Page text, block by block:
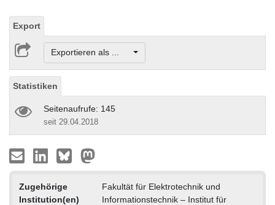
Export
Exportieren als ...
Statistiken
Seitenaufrufe: 145
seit 29.04.2018
Zugehörige
Institution(en)
Fakultät für Elektrotechnik und
Informationstechnik – Institut für